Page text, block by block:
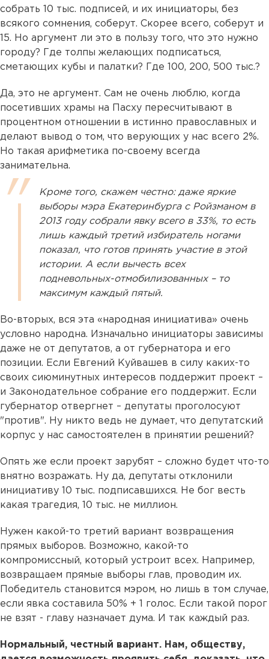
собрать 10 тыс. подписей, и их инициаторы, без
всякого сомнения, соберут. Скорее всего, соберут и
15. Но аргумент ли это в пользу того, что это нужно
городу? Где толпы желающих подписаться,
сметающих кубы и палатки? Где 100, 200, 500 тыс.?
Да, это не аргумент. Сам не очень люблю, когда
посетивших храмы на Пасху пересчитывают в
процентном отношении в истинно православных и
делают вывод о том, что верующих у нас всего 2%.
Но такая арифметика по-своему всегда
занимательна.
Кроме того, скажем честно: даже яркие
выборы мэра Екатеринбурга с Ройзманом в
2013 году собрали явку всего в 33%, то есть
лишь каждый третий избиратель ногами
показал, что готов принять участие в этой
истории. А если вычесть всех
подневольных-отмобилизованных – то
максимум каждый пятый.
Во-вторых, вся эта «народная инициатива» очень
условно народна. Изначально инициаторы зависимы
даже не от депутатов, а от губернатора и его
позиции. Если Евгений Куйвашев в силу каких-то
своих сиюминутных интересов поддержит проект –
и Законодательное собрание его поддержит. Если
губернатор отвергнет – депутаты проголосуют
"против". Ну никто ведь не думает, что депутатский
корпус у нас самостоятелен в принятии решений?
Опять же если проект зарубят – сложно будет что-то
внятно возражать. Ну да, депутаты отклонили
инициативу 10 тыс. подписавшихся. Не бог весть
какая трагедия, 10 тыс. не миллион.
Нужен какой-то третий вариант возвращения
прямых выборов. Возможно, какой-то
компромиссный, который устроит всех. Например,
возвращаем прямые выборы глав, проводим их.
Победитель становится мэром, но лишь в том случае,
если явка составила 50% + 1 голос. Если такой порог
не взят - главу назначает дума. И так каждый раз.
Нормальный, честный вариант. Нам, обществу,